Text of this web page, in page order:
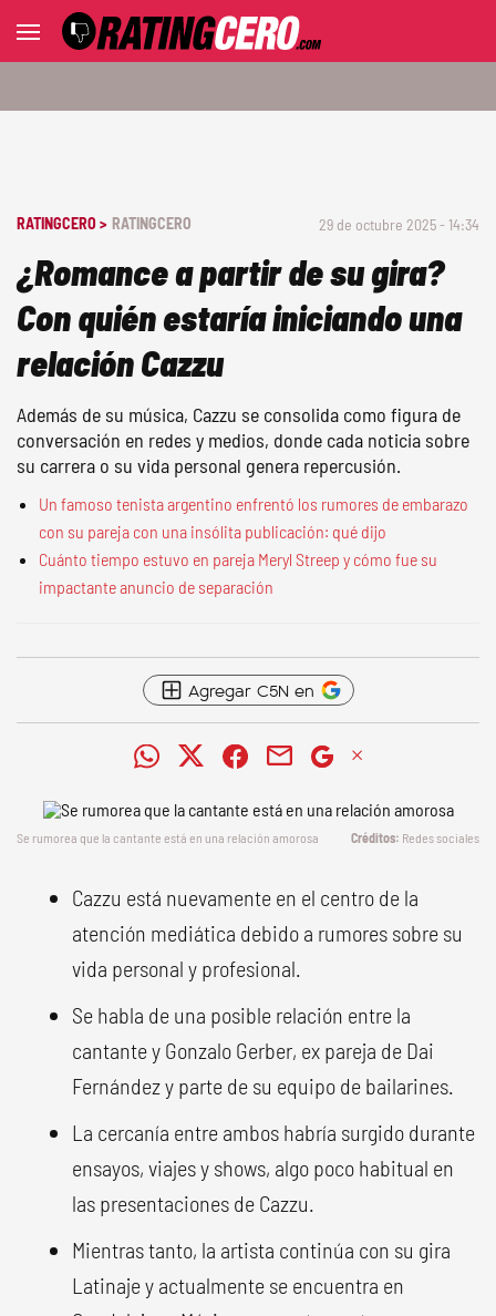
RATINGCERO > RATINGCERO 29 de octubre 2025 - 14:34
¿Romance a partir de su gira?
Con quién estaría iniciando una
relación Cazzu
Además de su música, Cazzu se consolida como figura de
conversación en redes y medios, donde cada noticia sobre
su carrera o su vida personal genera repercusión.
Un famoso tenista argentino enfrentó los rumores de embarazo
con su pareja con una insólita publicación: qué dijo
Cuánto tiempo estuvo en pareja Meryl Streep y cómo fue su
impactante anuncio de separación
Agregar C5N en
Se rumorea que la cantante está en una relación amorosa Redes sociales
Cazzu está nuevamente en el centro de la
atención mediática debido a rumores sobre su
vida personal y profesional.
Se habla de una posible relación entre la
cantante y Gonzalo Gerber, ex pareja de Dai
Fernández y parte de su equipo de bailarines.
La cercanía entre ambos habría surgido durante
ensayos, viajes y shows, algo poco habitual en
las presentaciones de Cazzu.
Mientras tanto, la artista continúa con su gira
Latinaje y actualmente se encuentra en